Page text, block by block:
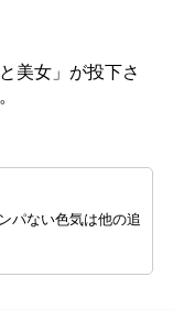
美女」が投下さ
パない色気は他の追